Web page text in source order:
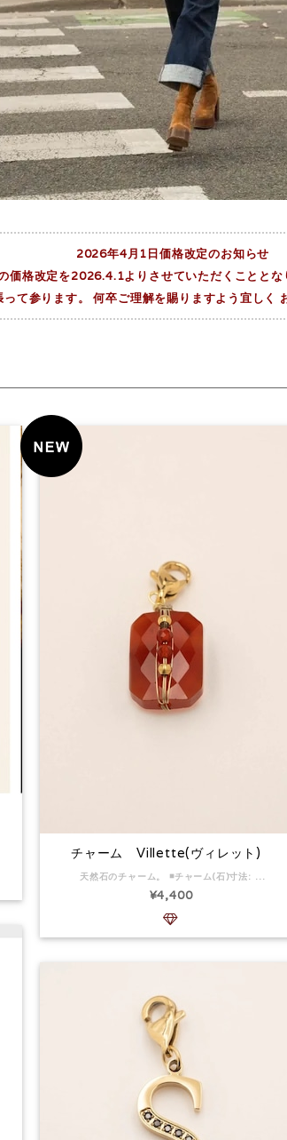
2026年4月1日価格改定のお知らせ
価格改定を2026.4.1よりさせていただくことと
って参ります。 何卒ご理解を賜りますよう宜しく
チャーム Villette(ヴィレット)
天然石のチャーム。 ◾️チャーム(石)寸法: 10x 14mm 天然石なので、石ごとに色が異なります。 ■素材:サージカルステンレス 天然石 ■返品:可 天然石なので、石ごとに色が異なります。
¥4,400